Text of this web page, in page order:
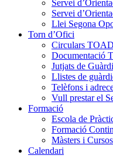
Servei
Servei
Llei Segona
Torn d’Ofici
Circulars TOAD
Documentació
Jutjats de
Llistes de
Telèfons i
Vull prestar el
Formació
Escola de
Formació
Màsters i
Calendari